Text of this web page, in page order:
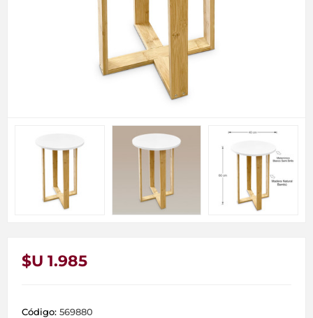
$U 1.985
Código: 569880